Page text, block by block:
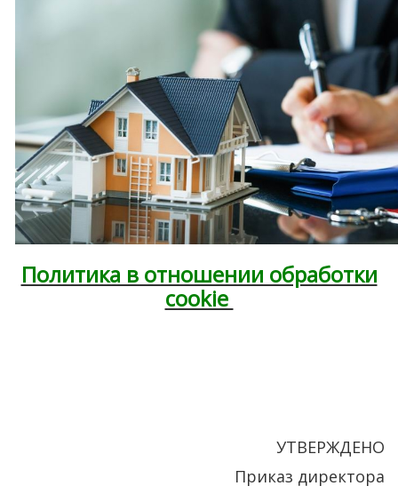
Политика в отношении обработки
cookie
УТВЕРЖДЕНО
Приказ директора